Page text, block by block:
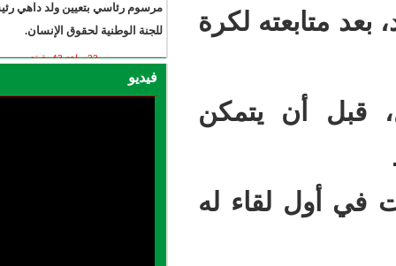
لكرة
له
مرسوم رئاسي بتعيين ولد داهي رئيسًا
للجنة الوطنية لحقوق الإنسان.